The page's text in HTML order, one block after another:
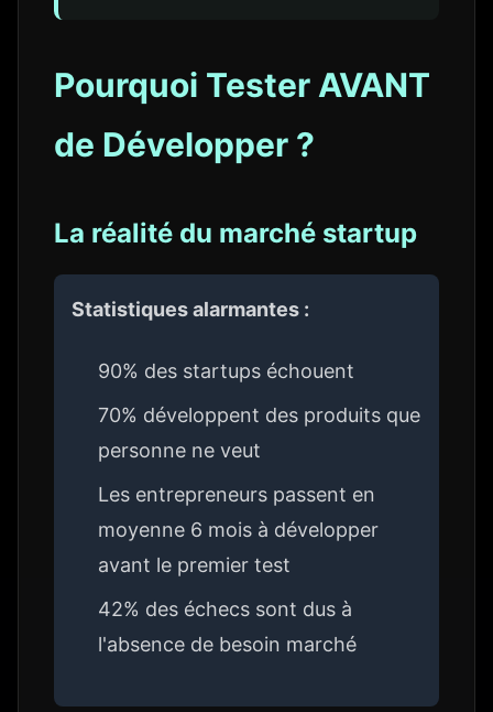
Pourquoi Tester AVANT
de Développer ?
La réalité du marché startup
Statistiques alarmantes :
90% des startups échouent
70% développent des produits que
personne ne veut
Les entrepreneurs passent en
moyenne 6 mois à développer
avant le premier test
42% des échecs sont dus à
l'absence de besoin marché